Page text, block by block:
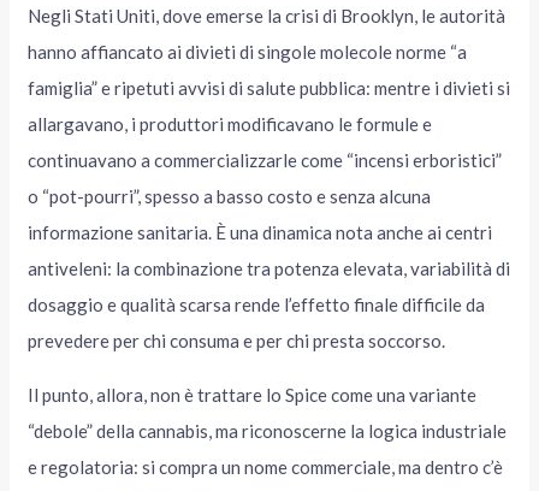
Negli Stati Uniti, dove emerse la crisi di Brooklyn, le autorità
hanno affiancato ai divieti di singole molecole norme “a
famiglia” e ripetuti avvisi di salute pubblica: mentre i divieti si
allargavano, i produttori modificavano le formule e
continuavano a commercializzarle come “incensi erboristici”
o “pot-pourri”, spesso a basso costo e senza alcuna
informazione sanitaria. È una dinamica nota anche ai centri
antiveleni: la combinazione tra potenza elevata, variabilità di
dosaggio e qualità scarsa rende l’effetto finale difficile da
prevedere per chi consuma e per chi presta soccorso.
Il punto, allora, non è trattare lo Spice come una variante
“debole” della cannabis, ma riconoscerne la logica industriale
e regolatoria: si compra un nome commerciale, ma dentro c’è